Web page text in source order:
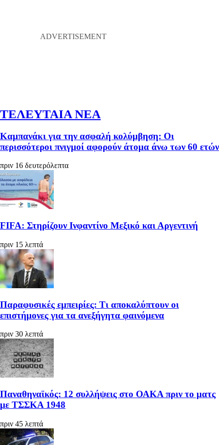
ΤΕΛΕΥΤΑΙΑ ΝΕΑ
Καμπανάκι για την ασφαλή κολύμβηση: Οι
περισσότεροι πνιγμοί αφορούν άτομα άνω των 60 ετών
πριν 16 δευτερόλεπτα
FIFA: Στηρίζουν Ινφαντίνο Μεξικό και Αργεντινή
πριν 15 λεπτά
Παραφυσικές εμπειρίες: Τι αποκαλύπτουν οι
επιστήμονες για τα ανεξήγητα φαινόμενα
πριν 30 λεπτά
Παναθηναϊκός: 12 συλλήψεις στο ΟΑΚΑ πριν το ματς
με ΤΣΣΚΑ 1948
πριν 45 λεπτά